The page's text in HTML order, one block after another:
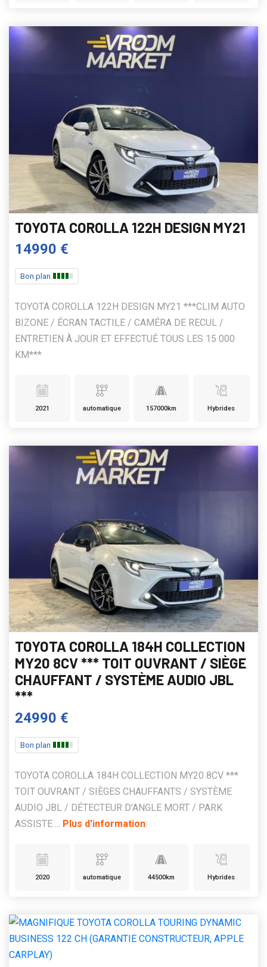
TOYOTA COROLLA 122H DESIGN MY21
14990 €
Bon plan
TOYOTA COROLLA 122H DESIGN MY21 ***CLIM AUTO
BIZONE / ÉCRAN TACTILE / CAMÉRA DE RECUL /
ENTRETIEN À JOUR ET EFFECTUÉ TOUS LES 15 000
KM***
2021 automatique 157000km Hybrides
TOYOTA COROLLA 184H COLLECTION
MY20 8CV *** TOIT OUVRANT / SIÈGE
CHAUFFANT / SYSTÈME AUDIO JBL
***
24990 €
Bon plan
TOYOTA COROLLA 184H COLLECTION MY20 8CV ***
TOIT OUVRANT / SIÈGES CHAUFFANTS / SYSTÈME
AUDIO JBL / DÉTECTEUR D'ANGLE MORT / PARK
ASSISTE ... Plus d'information
2020 automatique 44500km Hybrides